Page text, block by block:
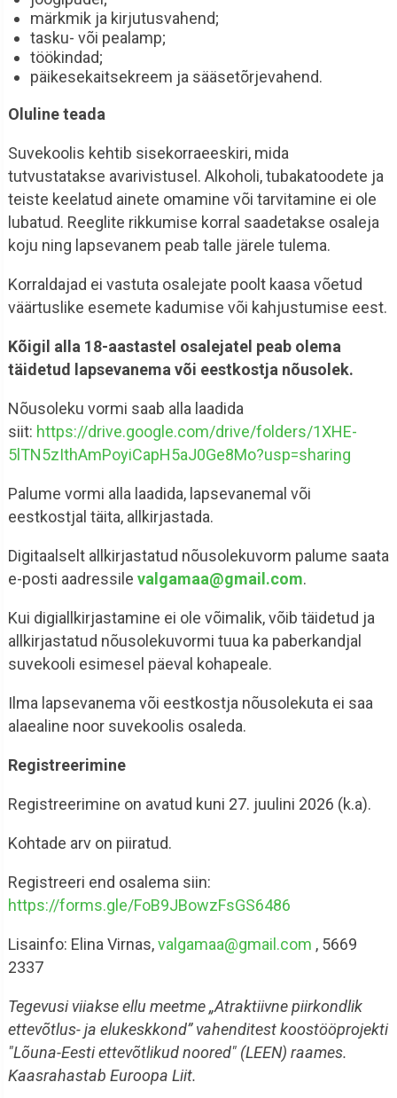
märkmik ja kirjutusvahend;
tasku- või pealamp;
töökindad;
päikesekaitsekreem ja sääsetõrjevahend.
Oluline teada
Suvekoolis kehtib sisekorraeeskiri, mida
tutvustatakse avarivistusel. Alkoholi, tubakatoodete ja
teiste keelatud ainete omamine või tarvitamine ei ole
lubatud. Reeglite rikkumise korral saadetakse osaleja
koju ning lapsevanem peab talle järele tulema.
Korraldajad ei vastuta osalejate poolt kaasa võetud
väärtuslike esemete kadumise või kahjustumise eest.
Kõigil alla 18-aastastel osalejatel peab olema
täidetud lapsevanema või eestkostja nõusolek.
Nõusoleku vormi saab alla laadida
siit: https://drive.google.com/drive/folders/1XHE-
5lTN5zIthAmPoyiCapH5aJ0Ge8Mo?usp=sharing
Palume vormi alla laadida, lapsevanemal või
eestkostjal täita, allkirjastada.
Digitaalselt allkirjastatud nõusolekuvorm palume saata
e-posti aadressile valgamaa@gmail.com.
Kui digiallkirjastamine ei ole võimalik, võib täidetud ja
allkirjastatud nõusolekuvormi tuua ka paberkandjal
suvekooli esimesel päeval kohapeale.
Ilma lapsevanema või eestkostja nõusolekuta ei saa
alaealine noor suvekoolis osaleda.
Registreerimine
Registreerimine on avatud kuni 27. juulini 2026 (k.a).
Kohtade arv on piiratud.
Registreeri end osalema siin:
https://forms.gle/FoB9JBowzFsGS6486
Lisainfo: Elina Virnas,valgamaa@gmail.com , 5669
2337
Tegevusi viiakse ellu meetme „Atraktiivne piirkondlik
ettevõtlus- ja elukeskkond” vahenditest koostööprojekti
"Lõuna-Eesti ettevõtlikud noored" (LEEN) raames.
Kaasrahastab Euroopa Liit.